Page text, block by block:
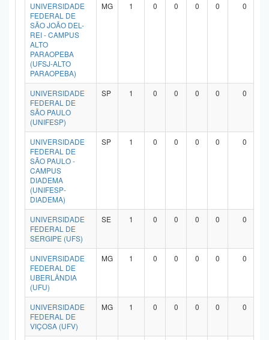
UNIVERSIDADE
FEDERAL DE
SÃO JOÃO DEL-
REI - CAMPUS
ALTO
PARAOPEBA
(UFSJ-ALTO
PARAOPEBA)
MG 1 0 0 0 0 0
UNIVERSIDADE
FEDERAL DE
SÃO PAULO
(UNIFESP)
SP 1 0 0 0 0 0
UNIVERSIDADE
FEDERAL DE
SÃO PAULO -
CAMPUS
DIADEMA
(UNIFESP-
DIADEMA)
SP 1 0 0 0 0 0
UNIVERSIDADE
FEDERAL DE
SERGIPE (UFS)
SE 1 0 0 0 0 0
UNIVERSIDADE
FEDERAL DE
UBERLÂNDIA
(UFU)
MG 1 0 0 0 0 0
UNIVERSIDADE
FEDERAL DE
VIÇOSA (UFV)
MG 1 0 0 0 0 0